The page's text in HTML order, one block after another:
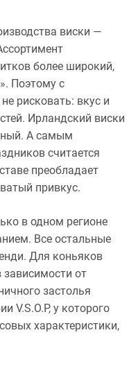
виски —
более широкий,
Поэтому с
рисковать: вкус и
Ирландский виски
А самым
считается
преобладает
привкус.
в одном регионе
Все остальные
Для коньяков
от
застолья
V.S.O.P, у которого
характеристики,